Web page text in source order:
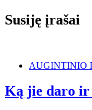
Susiję įrašai
AUGINTINIO
Ką jie daro ir